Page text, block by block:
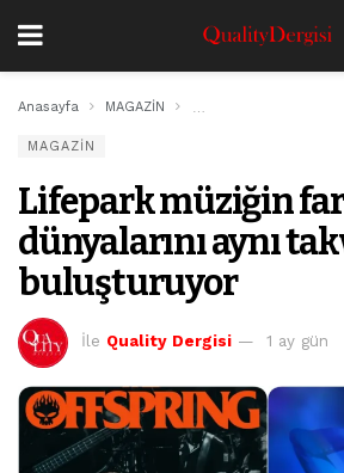
Anasayfa MAGAZİN
MAGAZİN
Lifepark müziğin
dünyalarını aynı
buluşturuyor
İle Quality Dergisi 1 ay gün